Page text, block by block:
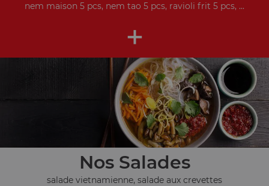
nem maison 5 pcs, nem tao 5 pcs, ravioli frit 5 pcs, ...
+
Nos Salades
salade vietnamienne, salade aux crevettes